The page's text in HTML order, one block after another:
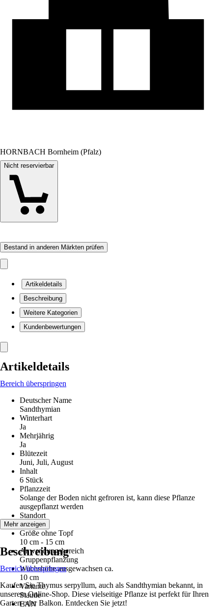
HORNBACH Bornheim (Pfalz)
Nicht reservierbar
Bestand in anderen Märkten prüfen
Artikeldetails
Beschreibung
Weitere Kategorien
Kundenbewertungen
Artikeldetails
Bereich überspringen
Deutscher Name
Sandthymian
Winterhart
Ja
Mehrjährig
Ja
Blütezeit
Juni, Juli, August
Inhalt
6 Stück
Pflanzzeit
Solange der Boden nicht gefroren ist, kann diese Pflanze
ausgepflanzt werden
Standort
Sonne
Größe ohne Topf
10 cm - 15 cm
Anwendungsbereich
Gruppenpflanzung
Wuchshöhe ausgewachsen ca.
10 cm
Variante
Staude
EAN
Mehr anzeigen
Beschreibung
Bereich überspringen
Kaufen Sie Thymus serpyllum, auch als Sandthymian bekannt, in
unserem Online-Shop. Diese vielseitige Pflanze ist perfekt für Ihren
Garten oder Balkon. Entdecken Sie jetzt!